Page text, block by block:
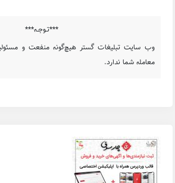
***تـوجـه***
وب سایت تبلیغات گستر هیچ‌گونه منفعت و
معامله شما ندارد.